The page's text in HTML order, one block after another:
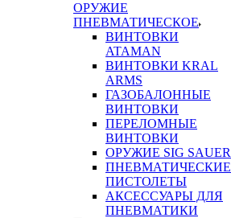
ОРУЖИЕ
ПНЕВМАТИЧЕСКОЕ
ВИНТОВКИ
ATAMAN
ВИНТОВКИ KRAL
ARMS
ГАЗОБАЛОННЫЕ
ВИНТОВКИ
ПЕРЕЛОМНЫЕ
ВИНТОВКИ
ОРУЖИЕ SIG SAUER
ПНЕВМАТИЧЕСКИЕ
ПИСТОЛЕТЫ
АКСЕССУАРЫ ДЛЯ
ПНЕВМАТИКИ